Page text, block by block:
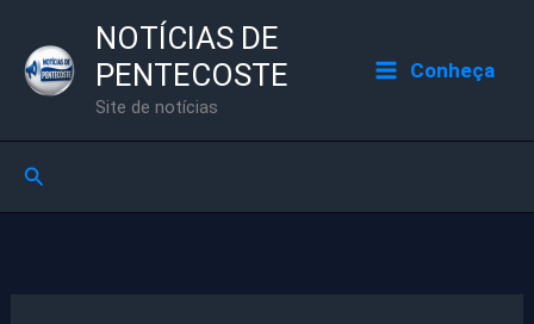
para
NOTÍCIAS DE
PENTECOSTE
Site de notícias
Conheça
Pesquisar